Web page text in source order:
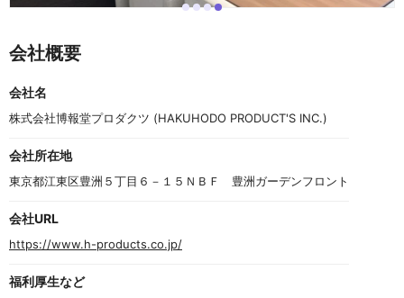
i i i i
e
m
o
f
4
会社概要
会社名
株式会社博報堂プロダクツ (HAKUHODO PRODUCT'S INC.)
会社所在地
東京都江東区豊洲５丁目６－１５ＮＢＦ　豊洲ガーデンフロント
会社URL
https://www.h-products.co.jp/
福利厚生など